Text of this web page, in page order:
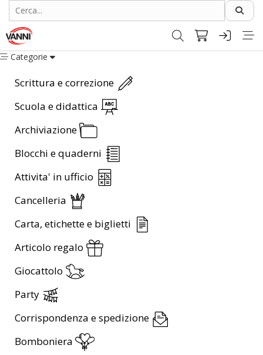
Categorie
Scrittura e correzione
Scuola e didattica
Archiviazione
Blocchi e quaderni
Attivita' in ufficio
Cancelleria
Carta, etichette e biglietti
Articolo regalo
Giocattolo
Party
Corrispondenza e spedizione
Bomboniera